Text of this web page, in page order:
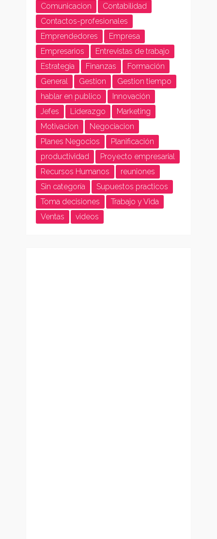
Comunicacion
Contabilidad
Contactos-profesionales
Emprendedores
Empresa
Empresarios
Entrevistas de trabajo
Estrategia
Finanzas
Formación
General
Gestion
Gestion tiempo
hablar en publico
Innovación
Jefes
Liderazgo
Marketing
Motivacion
Negociacion
Planes Negocios
Planificación
productividad
Proyecto empresarial
Recursos Humanos
reuniones
Sin categoría
Supuestos practicos
Toma decisiones
Trabajo y Vida
Ventas
videos